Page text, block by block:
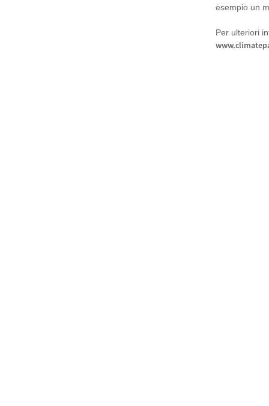
esempio un
Per ulteriori